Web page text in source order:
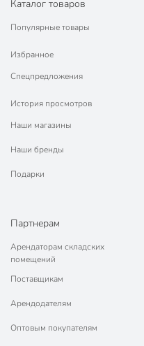
Каталог товаров
Популярные товары
Избранное
Спецпредложения
История просмотров
Наши магазины
Наши бренды
Подарки
Партнерам
Арендаторам складских
помещений
Поставщикам
Арендодателям
Оптовым покупателям